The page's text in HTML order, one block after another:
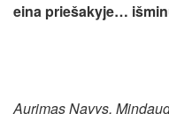
eina priešakyje…
Aurimas Navys,